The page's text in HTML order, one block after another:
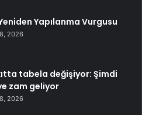
Yapılanma Vurgusu
2026
tabela değişiyor: Şimdi
zam geliyor
2026